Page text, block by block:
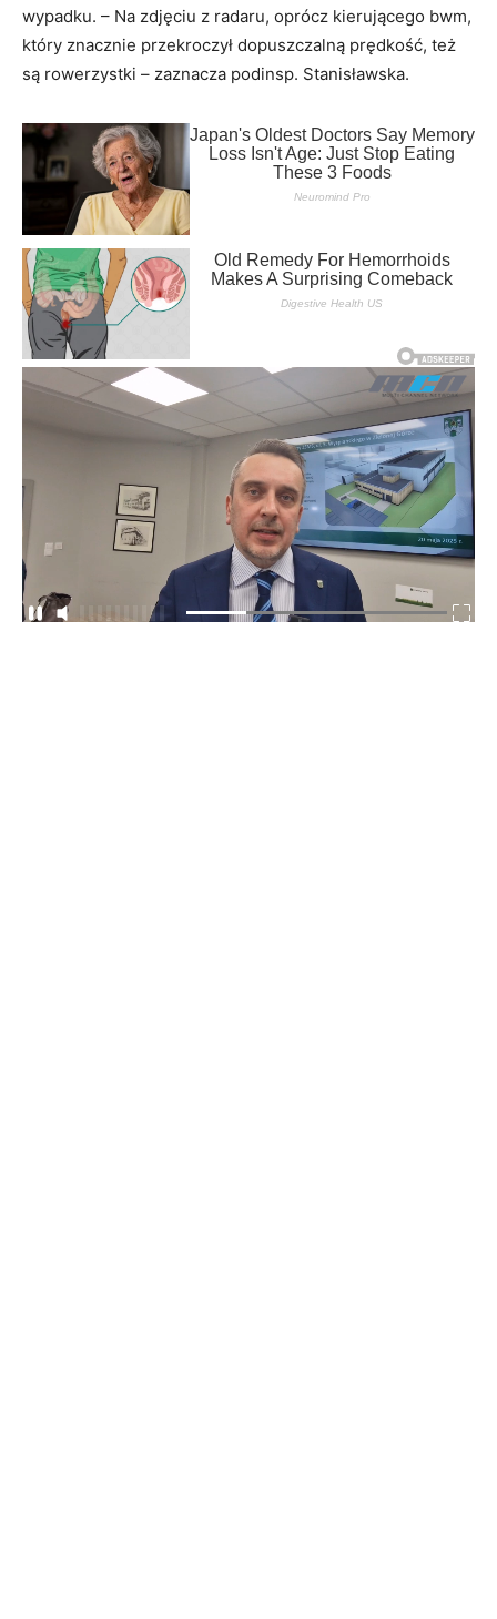
wypadku. – Na zdjęciu z radaru, oprócz kierującego bwm,
który znacznie przekroczył dopuszczalną prędkość, też
są rowerzystki – zaznacza podinsp. Stanisławska.